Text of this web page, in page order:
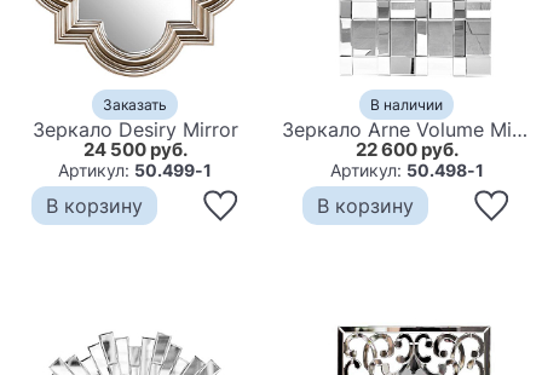
Заказать
Зеркало Desiry Mirror
24 500 руб.
Артикул: 50.499-1
В корзину
В наличии
Зеркало Arne Volume Mirror
22 600 руб.
Артикул: 50.498-1
В корзину